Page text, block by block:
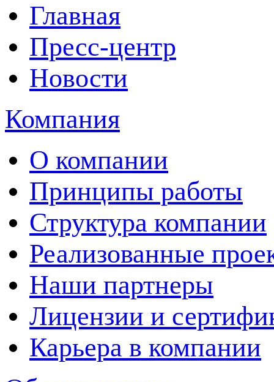
Главная
Пресс-центр
Новости
Компания
О компании
Принципы работы
Структура компании
Реализованные
Наши партнеры
Лицензии и
Карьера в компании